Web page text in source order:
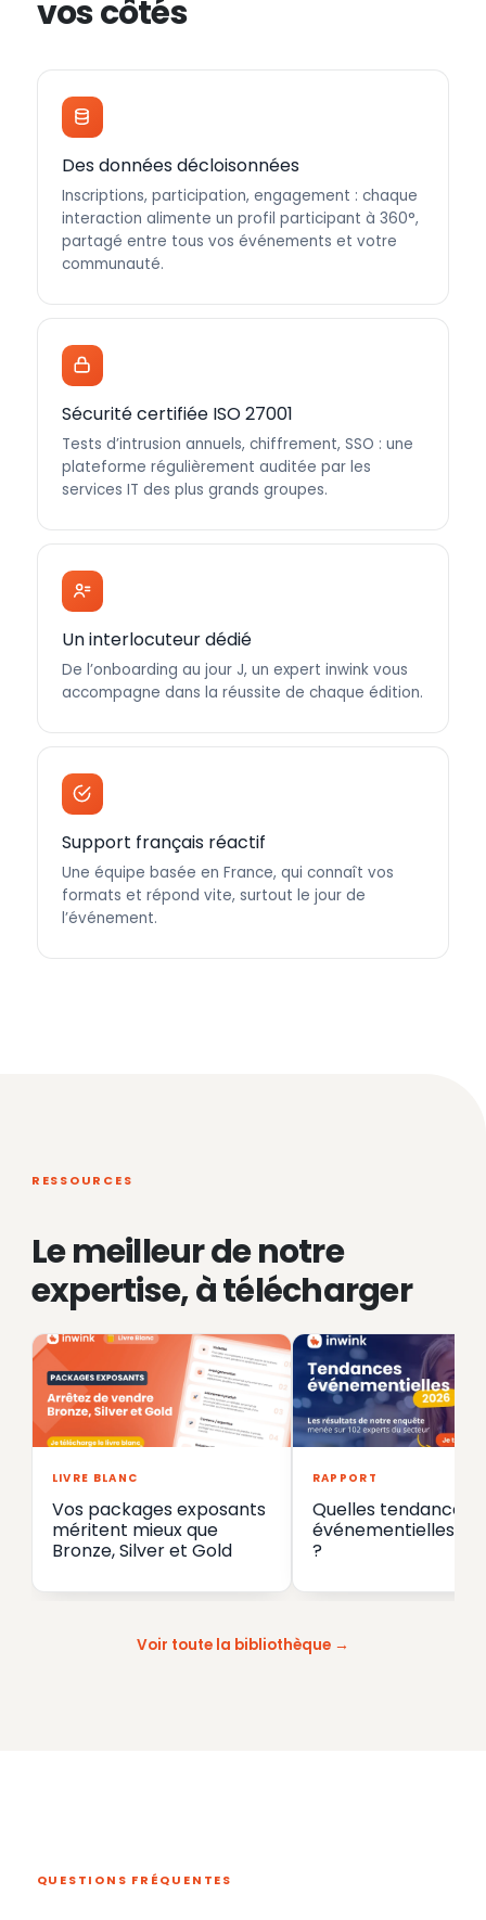
vos côtés
Des données décloisonnées
Inscriptions, participation, engagement : chaque
interaction alimente un profil participant à 360°,
partagé entre tous vos événements et votre
communauté.
Sécurité certifiée ISO 27001
Tests d’intrusion annuels, chiffrement, SSO : une
plateforme régulièrement auditée par les
services IT des plus grands groupes.
Un interlocuteur dédié
De l’onboarding au jour J, un expert inwink vous
accompagne dans la réussite de chaque édition.
Support français réactif
Une équipe basée en France, qui connaît vos
formats et répond vite, surtout le jour de
l’événement.
RESSOURCES
Le meilleur de notre
expertise, à télécharger
LIVRE BLANC
Vos packages exposants
méritent mieux que
Bronze, Silver et Gold
RAPPORT
Quelles tendances
événementielles en
?
Voir toute la bibliothèque
QUESTIONS FRÉQUENTES